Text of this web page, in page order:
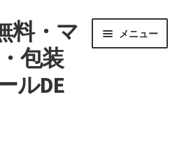
料・マ
包装
ルDE
メニュー